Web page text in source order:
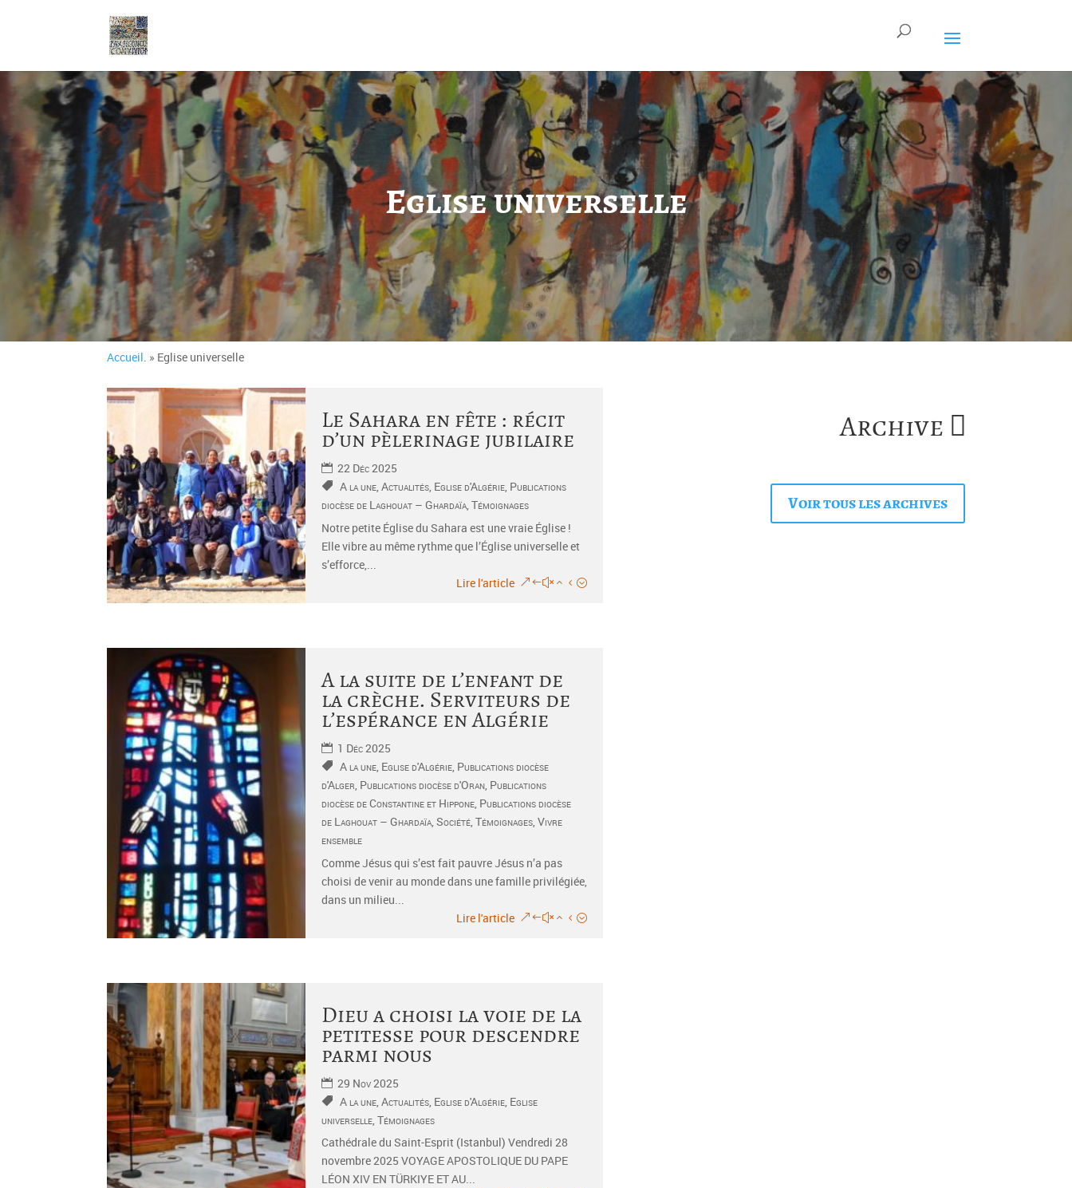
Eglise universelle
Accueil. » Eglise universelle
Le Sahara en fête : récit
d’un pèlerinage jubilaire
22 Déc 2025
A la une, Actualités, Eglise d'Algérie, Publications
diocèse de Laghouat – Ghardaïa, Témoignages
Notre petite Église du Sahara est une vraie Église !
Elle vibre au même rythme que l’Église universelle et
s’efforce,...
Lire l'article
A la suite de l’enfant de
la crèche. Serviteurs de
l’espérance en Algérie
1 Déc 2025
A la une, Eglise d'Algérie, Publications diocèse
d'Alger, Publications diocèse d'Oran, Publications
diocèse de Constantine et Hippone, Publications diocèse
de Laghouat – Ghardaïa, Société, Témoignages, Vivre
ensemble
Comme Jésus qui s’est fait pauvre Jésus n’a pas
choisi de venir au monde dans une famille privilégiée,
dans un milieu...
Lire l'article
Dieu a choisi la voie de la
petitesse pour descendre
parmi nous
29 Nov 2025
A la une, Actualités, Eglise d'Algérie, Eglise
universelle, Témoignages
Cathédrale du Saint-Esprit (Istanbul) Vendredi 28
novembre 2025 VOYAGE APOSTOLIQUE DU PAPE
LÉON XIV EN TÜRKIYE ET AU...
Archive
Voir tous les archives